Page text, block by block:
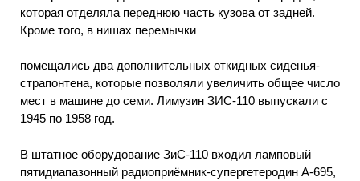
которая отделяла переднюю часть кузова от задней.
Кроме того, в нишах перемычки
помещались два дополнительных откидных сиденья-
страпонтена, которые позволяли увеличить общее число
мест в машине до семи. Лимузин ЗИС-110 выпускали с
1945 по 1958 год.
В штатное оборудование ЗиС-110 входил ламповый
пятидиапазонный радиоприёмник-супергетеродин А-695,